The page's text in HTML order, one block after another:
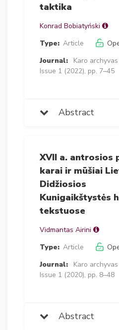
taktika
Konrad Bobiatyński
Type: Article
Journal:
Karo archyvas
Issue 1 (2022), pp. 7–45
Abstract
XVII a. antrosios
karai ir mūšiai
Didžiosios
Kunigaikštystės
tekstuose
Vidmantas Airini
Type: Article
Journal:
Karo archyvas
Issue 1 (2020), pp. 8–48
Abstract